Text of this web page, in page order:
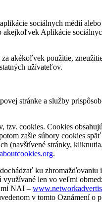
sociálnych médií
akejkoľvek Aplikácie
akékoľvek použitie,
užívateľov.
stránke a služby
tzv. cookies. Cookies
zašle súbory cookies
(navštívené stránky,
.
ku
využívané len vo veľmi
NAI –
v tomto Oznámení o